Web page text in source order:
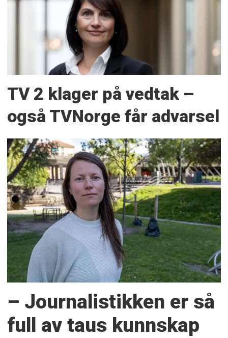
TV 2 klager på vedtak –
også TVNorge får advarsel
– Journalistikken er så
full av taus kunnskap